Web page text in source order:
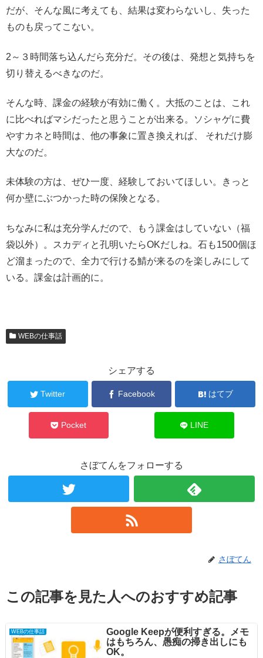
だが、そんな風に考えても、結果は変わらないし、失った
ものも戻ってこない。
2～３時間落ち込んだら充分だ。その後は、発想と気持ちを
切り替えるべきなのだ。
そんな時、課金の経験が有効に働く。大抵のことは、これ
に比べればマシだったと思うことが出来る。ソシャゲに費
やすカネと時間は、他の事象に置き換えれば、 それだけ膨
大なのだ。
未体験の方は、ぜひ一度、経験しておいてほしい。きっと
何か壁にぶつかった時の保険となる。
ちなみに私は充分学んだので、もう課金はしていない（福
袋以外）。スカディと孔明いたらOKだしね。石も1500個ほ
ど溜まったので、全力で行ける鯖が来るのを楽しみにして
いる。課金は計画的に。
WEBの仕事話
シェアする
Twitter Facebook はてブ
Pocket LINE
さぼてんをフォローする
さぼてん
この記事を見た人へのおすすめ記事
WEBの仕事話
Google Keepが便利すぎる。メモ
はもちろん、愚痴の掃き出しにも
OK。